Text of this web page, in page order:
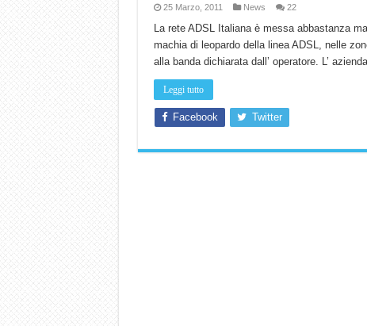
25 Marzo, 2011 News 22
La rete ADSL Italiana è messa abbastanza
machia di leopardo della linea ADSL, nelle
alla banda dichiarata dall’ operatore. L’
Leggi tutto
Facebook Twitter